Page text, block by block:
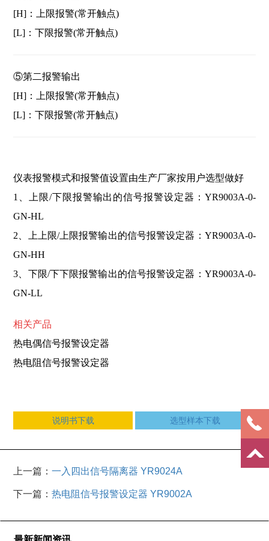
[H]：上限报警(常开触点)
[L]：下限报警(常开触点)
⑤第二报警输出
[H]：上限报警(常开触点)
[L]：下限报警(常开触点)
仪表报警模式和报警值设置由生产厂家按用户选型做好
1、上限/下限报警输出的信号报警设定器：YR9003A-0-
GN-HL
2、上上限/上限报警输出的信号报警设定器：YR9003A-0-
GN-HH
3、下限/下下限报警输出的信号报警设定器：YR9003A-0-
GN-LL
相关产品
热电偶信号报警设定器
热电阻信号报警设定器
说明书下载 选型样本下载
上一篇：一入四出信号隔离器 YR9024A
下一篇：热电阻信号报警设定器 YR9002A